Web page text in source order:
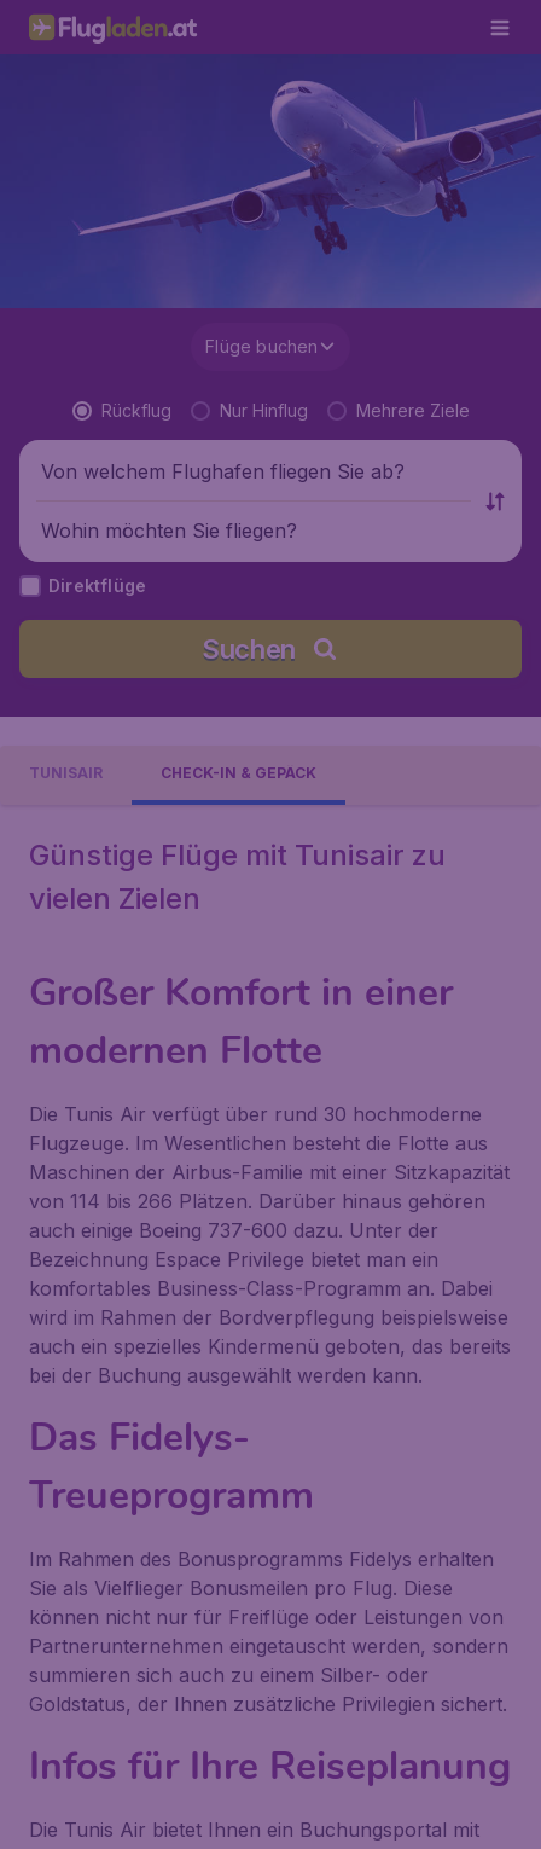
Flüge buchen
Rückflug Nur Hinflug Mehrere Ziele
Von welchem Flughafen fliegen Sie ab?
Wohin möchten Sie fliegen?
Direktflüge
Suchen
TUNISAIR CHECK-IN & GEPÄCK
Günstige Flüge mit Tunisair zu
vielen Zielen
Großer Komfort in einer
modernen Flotte
Die Tunis Air verfügt über rund 30 hochmoderne
Flugzeuge. Im Wesentlichen besteht die Flotte aus
Maschinen der Airbus-Familie mit einer Sitzkapazität
von 114 bis 266 Plätzen. Darüber hinaus gehören
auch einige Boeing 737-600 dazu. Unter der
Bezeichnung Espace Privilege bietet man ein
komfortables Business-Class-Programm an. Dabei
wird im Rahmen der Bordverpflegung beispielsweise
auch ein spezielles Kindermenü geboten, das bereits
bei der Buchung ausgewählt werden kann.
Das Fidelys-
Treueprogramm
Im Rahmen des Bonusprogramms Fidelys erhalten
Sie als Vielflieger Bonusmeilen pro Flug. Diese
können nicht nur für Freiflüge oder Leistungen von
Partnerunternehmen eingetauscht werden, sondern
summieren sich auch zu einem Silber- oder
Goldstatus, der Ihnen zusätzliche Privilegien sichert.
Infos für Ihre Reiseplanung
Die Tunis Air bietet Ihnen ein Buchungsportal mit